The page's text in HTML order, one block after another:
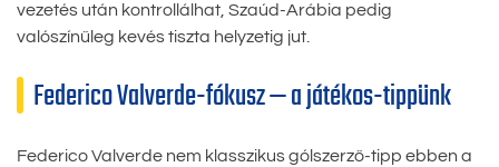
vezetés után kontrollálhat, Szaúd-Arábia pedig
valószínűleg kevés tiszta helyzetig jut.
Federico Valverde-fókusz — a játékos-tippünk
Federico Valverde nem klasszikus gólszerző-tipp ebben a